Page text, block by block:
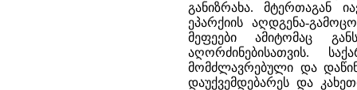
განიზრახა. მტერთაგან
ეპარქიის აღდგენა-
მეფეები ამიტომაც
აღორძინებისათვის.
მომძლავრებული და
დაუქვემდებარეს და